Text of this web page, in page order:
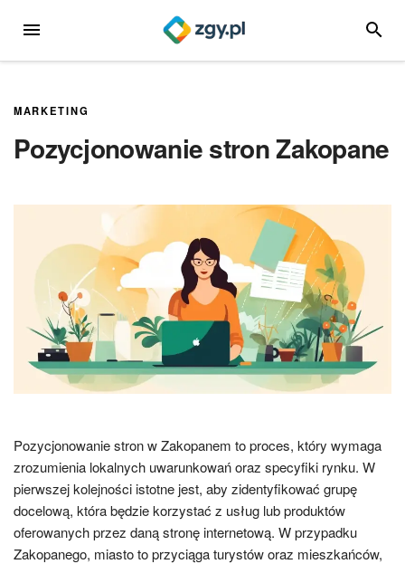
MENU
MARKETING
Pozycjonowanie stron Zakopane
Pozycjonowanie stron w Zakopanem to proces, który wymaga
zrozumienia lokalnych uwarunkowań oraz specyfiki rynku. W
pierwszej kolejności istotne jest, aby zidentyfikować grupę
docelową, która będzie korzystać z usług lub produktów
oferowanych przez daną stronę internetową. W przypadku
Zakopanego, miasto to przyciąga turystów oraz mieszkańców,